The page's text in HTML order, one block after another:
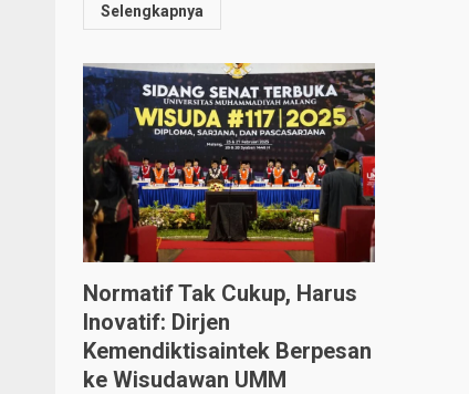
Selengkapnya
Normatif Tak Cukup, Harus
Inovatif: Dirjen
Kemendiktisaintek Berpesan
ke Wisudawan UMM